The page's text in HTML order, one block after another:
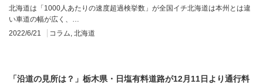
北海道は「1000人あたりの速度超過検挙数」が全国イチ北海道は本州とは違
い車道の幅が広く、…
2022/6/21
コラム, 北海道
「沿道の見所は？」栃木県・日塩有料道路が12月11日より通行料